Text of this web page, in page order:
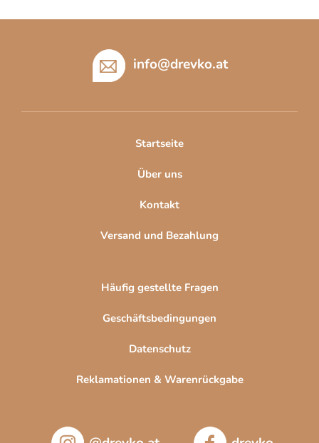
info@drevko.at
Startseite
Über uns
Kontakt
Versand und Bezahlung
Häufig gestellte Fragen
Geschäftsbedingungen
Datenschutz
Reklamationen & Warenrückgabe